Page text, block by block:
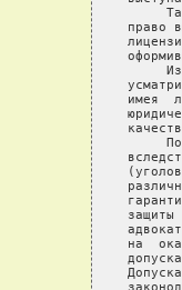
право
имея
на